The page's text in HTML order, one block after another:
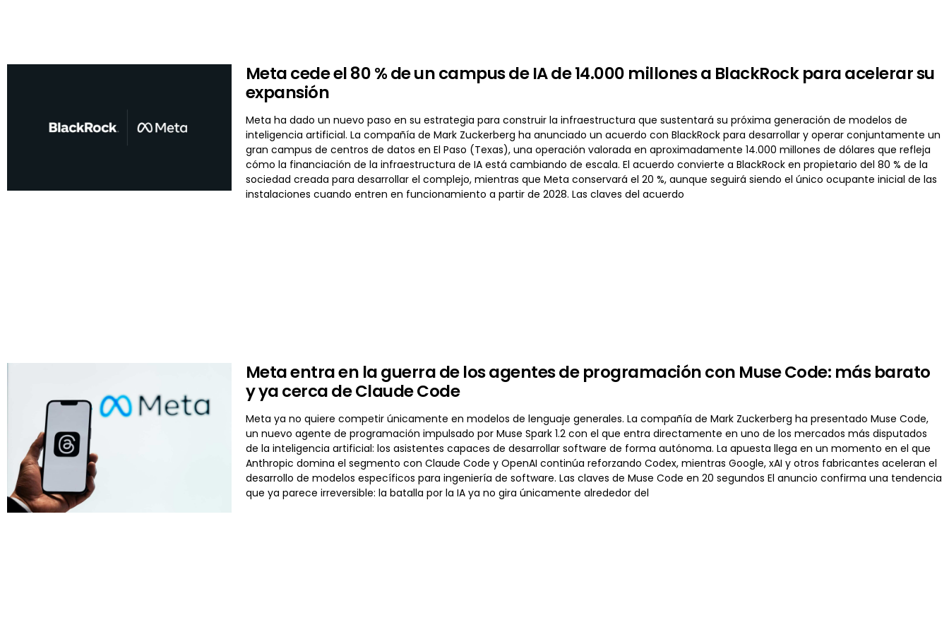
Meta cede el 80 % de un campus de IA de 14.000 millones a BlackRock para acelerar su
expansión
Meta ha dado un nuevo paso en su estrategia para construir la infraestructura que sustentará su próxima generación de modelos de
inteligencia artificial. La compañía de Mark Zuckerberg ha anunciado un acuerdo con BlackRock para desarrollar y operar conjuntamente un
gran campus de centros de datos en El Paso (Texas), una operación valorada en aproximadamente 14.000 millones de dólares que refleja
cómo la financiación de la infraestructura de IA está cambiando de escala. El acuerdo convierte a BlackRock en propietario del 80 % de la
sociedad creada para desarrollar el complejo, mientras que Meta conservará el 20 %, aunque seguirá siendo el único ocupante inicial de las
instalaciones cuando entren en funcionamiento a partir de 2028. Las claves del acuerdo
Meta entra en la guerra de los agentes de programación con Muse Code: más barato
y ya cerca de Claude Code
Meta ya no quiere competir únicamente en modelos de lenguaje generales. La compañía de Mark Zuckerberg ha presentado Muse Code,
un nuevo agente de programación impulsado por Muse Spark 1.2 con el que entra directamente en uno de los mercados más disputados
de la inteligencia artificial: los asistentes capaces de desarrollar software de forma autónoma. La apuesta llega en un momento en el que
Anthropic domina el segmento con Claude Code y OpenAI continúa reforzando Codex, mientras Google, xAI y otros fabricantes aceleran el
desarrollo de modelos específicos para ingeniería de software. Las claves de Muse Code en 20 segundos El anuncio confirma una tendencia
que ya parece irreversible: la batalla por la IA ya no gira únicamente alrededor del